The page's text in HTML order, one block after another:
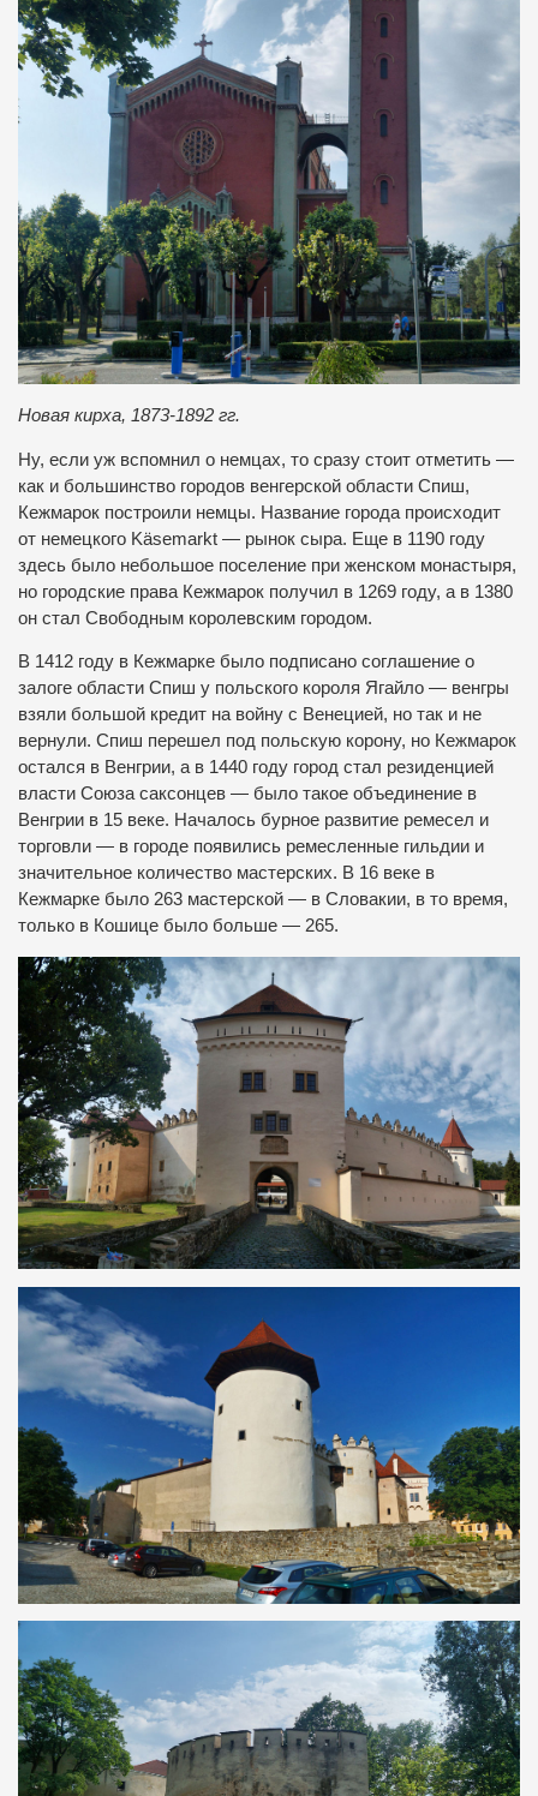
Новая кирха, 1873-1892 гг.
Ну, если уж вспомнил о немцах, то сразу стоит отметить —
как и большинство городов венгерской области Спиш,
Кежмарок построили немцы. Название города происходит
от немецкого Käsemarkt — рынок сыра. Еще в 1190 году
здесь было небольшое поселение при женском монастыря,
но городские права Кежмарок получил в 1269 году, а в 1380
он стал Свободным королевским городом.
В 1412 году в Кежмарке было подписано соглашение о
залоге области Спиш у польского короля Ягайло — венгры
взяли большой кредит на войну с Венецией, но так и не
вернули. Спиш перешел под польскую корону, но Кежмарок
остался в Венгрии, а в 1440 году город стал резиденцией
власти Союза саксонцев — было такое объединение в
Венгрии в 15 веке. Началось бурное развитие ремесел и
торговли — в городе появились ремесленные гильдии и
значительное количество мастерских. В 16 веке в
Кежмарке было 263 мастерской — в Словакии, в то время,
только в Кошице было больше — 265.